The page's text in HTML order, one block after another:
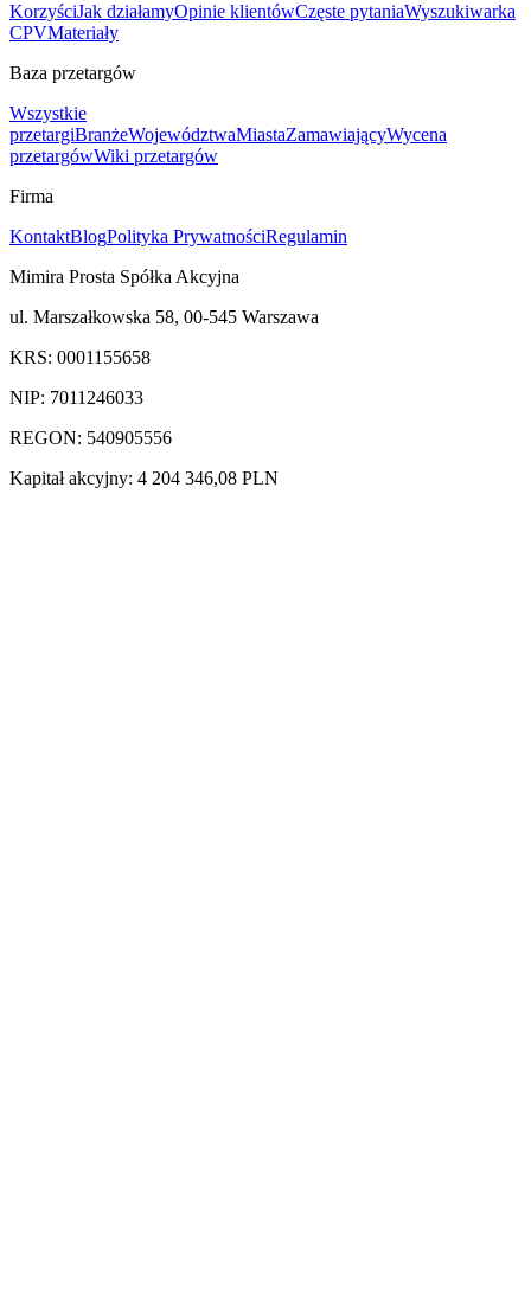
KorzyściJak działamyOpinie klientówCzęste pytaniaWyszukiwarka
CPVMateriały
Baza przetargów
Wszystkie
przetargiBranżeWojewództwaMiastaZamawiającyWycena
przetargówWiki przetargów
Firma
KontaktBlogPolityka PrywatnościRegulamin
Mimira Prosta Spółka Akcyjna
ul. Marszałkowska 58, 00-545 Warszawa
KRS: 0001155658
NIP: 7011246033
REGON: 540905556
Kapitał akcyjny: 4 204 346,08 PLN